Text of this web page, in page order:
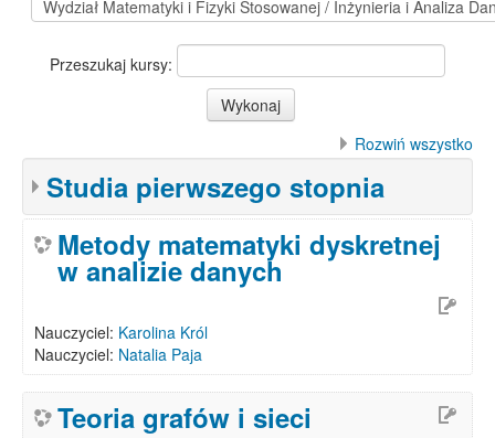
Przeszukaj kursy:
Rozwiń wszystko
Studia pierwszego stopnia
Metody matematyki dyskretnej
w analizie danych
Nauczyciel: Karolina Król
Nauczyciel: Natalia Paja
Teoria grafów i sieci